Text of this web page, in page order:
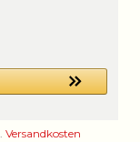
Versandkosten